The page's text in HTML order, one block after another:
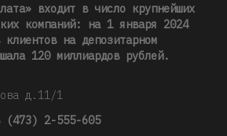
входит в число крупнейших
компаний: на 1 января 2024
на депозитарном
120 миллиардов рублей.
д.11/1
(473) 2-555-605